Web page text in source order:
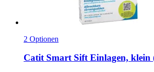
2 Optionen
CatitSmart Sift Einlagen, klein